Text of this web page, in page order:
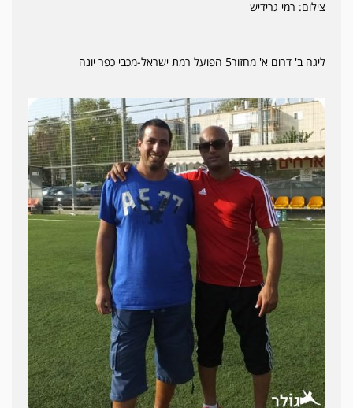
צילום: רמי גרידיש
ליגה ב' דרום א' מחזור5 הפועל רמת ישראל-מכבי כפר יונה